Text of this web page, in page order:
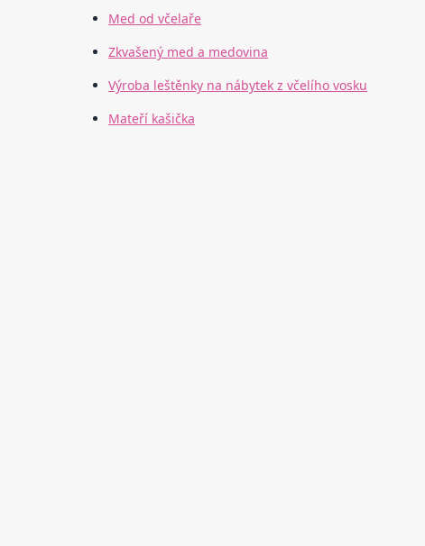
Med od včelaře
Zkvašený med a medovina
Výroba leštěnky na nábytek z včelího vosku
Mateří kašička